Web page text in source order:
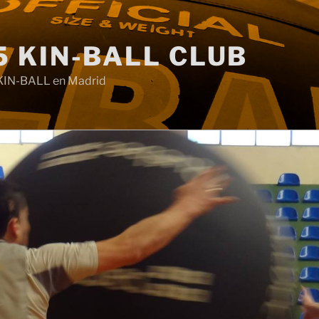
KIN-BALL CLUB
BALL en Madrid